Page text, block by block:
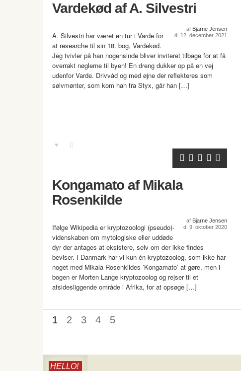
Vardekød af A. Silvestri
af Bjarne Jensen
d. 12. december 2021
A. Silvestri har været en tur i Varde for
at researche til sin 18. bog, Vardekød.
Jeg tvivler på han nogensinde bliver inviteret tilbage for at få
overrakt nøglerne til byen! En dreng dukker op på en vej
udenfor Varde. Drivvåd og med øjne der reflekteres som
sølvmønter, som kom han fra Styx, går han […]
Kongamato af Mikala
Rosenkilde
af Bjarne Jensen
d. 9. oktober 2020
Ifølge Wikipedia er kryptozoologi (pseudo)-
videnskaben om mytologiske eller uddøde
dyr der antages at eksistere, selv om der ikke findes
beviser. I Danmark har vi kun én kryptozoolog, som ikke har
noget med Mikala Rosenkildes ’Kongamato’ at gøre, men i
bogen er Morten Lange kryptozoolog og rejser til et
afsidesliggende område i Afrika, for at opsøge […]
1 2 3 4 5
HELLO!